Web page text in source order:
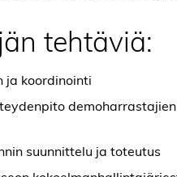
tehtäviä:
ja koordinointi
suunnittelu ja toteutus